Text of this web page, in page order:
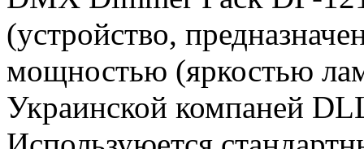
(устройство,
мощностью (яркостью
Украинской компаней